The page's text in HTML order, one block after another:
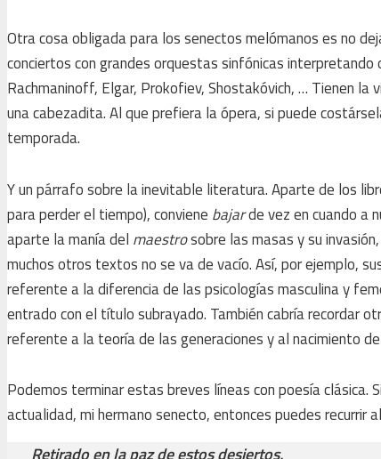
Otra cosa obligada para los senectos melómanos es no
conciertos con grandes orquestas sinfónicas interpretando
Rachmaninoff, Elgar, Prokofiev, Shostakóvich, … Tienen
una cabezadita. Al que prefiera la ópera, si puede
temporada.
Y un párrafo sobre la inevitable literatura. Aparte de los
para perder el tiempo), conviene bajarde vez en cuando a
aparte la manía del maestrosobre las masas y su
muchos otros textos no se va de vacío. Así, por ejemplo,
referente a la diferencia de las psicologías masculina y
entrado con el título subrayado. También cabría recordar
referente a la teoría de las generaciones y al nacimiento
Podemos terminar estas breves líneas con poesía
actualidad, mi hermano senecto, entonces puedes recurrir